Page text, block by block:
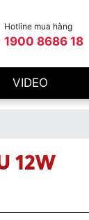
Hotline mua hàng
1900 8686 18
VIDEO
12W